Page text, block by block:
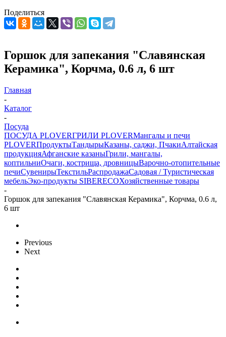
Поделиться
Горшок для запекания "Славянская
Керамика", Корчма, 0.6 л, 6 шт
Главная
-
Каталог
-
Посуда
ПОСУДА PLOVERГРИЛИ PLOVERМангалы и печи
PLOVERПродуктыТандырыКазаны, саджи, ПчакиАлтайская
продукцияАфганские казаныГрили, мангалы,
коптильниОчаги, кострища, дровницыВарочно-отопительные
печиСувенирыТекстильРаспродажаСадовая / Туристическая
мебельЭко-продукты SIBERECOХозяйственные товары
-
Горшок для запекания "Славянская Керамика", Корчма, 0.6 л,
6 шт
Previous
Next